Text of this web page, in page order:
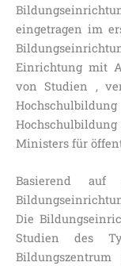
eingetragen im
Einrichtung mit
von Studien ,
Ministers für
Basierend
Die
Studien des